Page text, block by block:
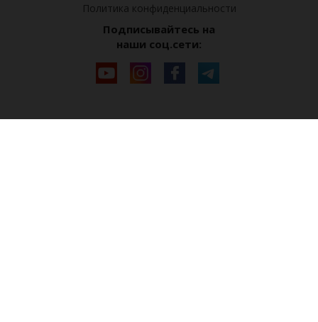
Политика конфиденциальности
Подписывайтесь на
наши соц.сети: